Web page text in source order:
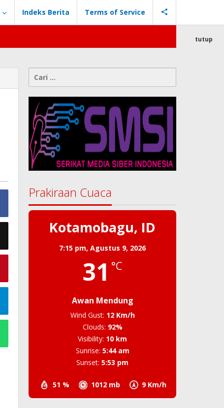
Indeks Berita Terms of Service
tutup
Cari
untuk:
Prakiraan Cuaca
Kotamobagu, ID
7:15 pm,Agustus 9, 2026
31 °C
Awan Mendung
51 % 1012 mb 9 Km/h
Wind Gust: 12 Km/h
Clouds: 92%
Visibility: 10 km
Sunrise: 5:44 am
Sunset: 5:53 pm